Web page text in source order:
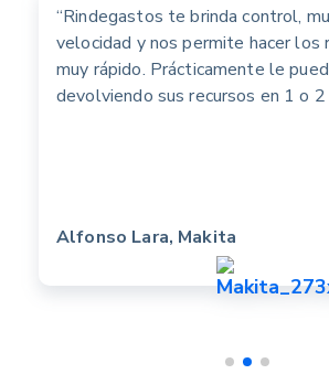
“Rindegastos te brinda control,
velocidad y nos permite hacer los
muy rápido. Prácticamente le
devolviendo sus recursos en 1 o 2
Alfonso Lara, Makita